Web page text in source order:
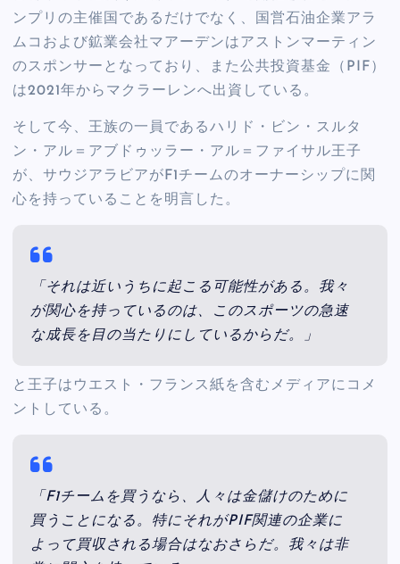
ンプリの主催国であるだけでなく、国営石油企業アラ
ムコおよび鉱業会社マアーデンはアストンマーティン
のスポンサーとなっており、また公共投資基金（PIF）
は2021年からマクラーレンへ出資している。
そして今、王族の一員であるハリド・ビン・スルタ
ン・アル＝アブドゥッラー・アル＝ファイサル王子
が、サウジアラビアがF1チームのオーナーシップに関
心を持っていることを明言した。
「それは近いうちに起こる可能性がある。我々
が関心を持っているのは、このスポーツの急速
な成長を目の当たりにしているからだ。」
と王子はウエスト・フランス紙を含むメディアにコメ
ントしている。
「F1チームを買うなら、人々は金儲けのために
買うことになる。特にそれがPIF関連の企業に
よって買収される場合はなおさらだ。我々は非